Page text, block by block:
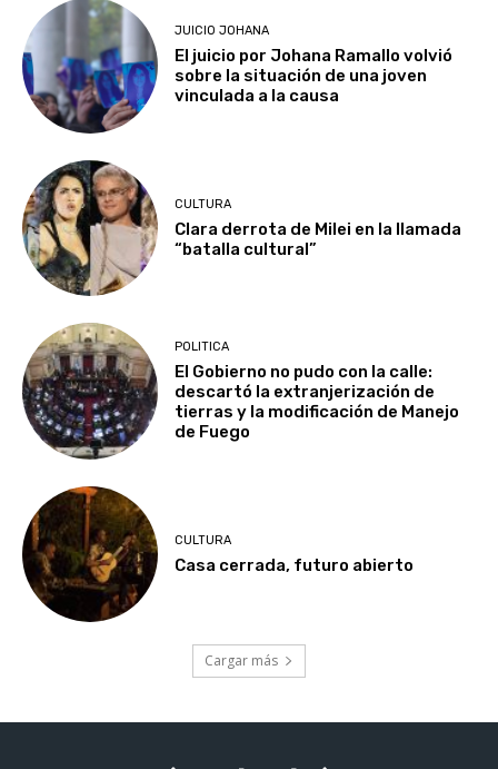
JUICIO JOHANA
El juicio por Johana Ramallo volvió
sobre la situación de una joven
vinculada a la causa
CULTURA
Clara derrota de Milei en la llamada
“batalla cultural”
POLITICA
El Gobierno no pudo con la calle:
descartó la extranjerización de
tierras y la modificación de Manejo
de Fuego
CULTURA
Casa cerrada, futuro abierto
Cargar más